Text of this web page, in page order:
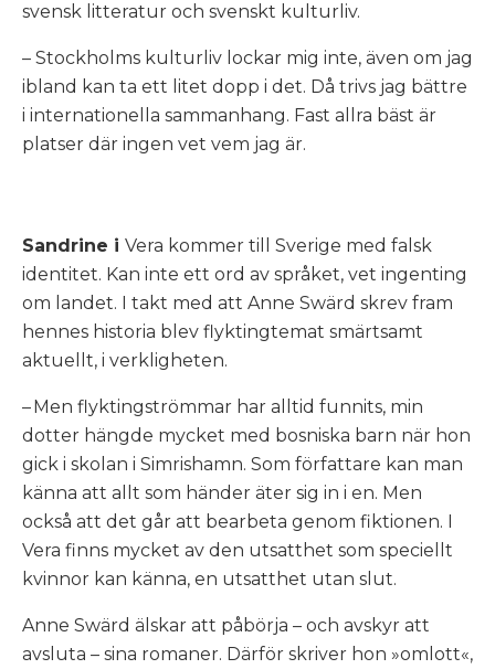
svensk litteratur och svenskt kulturliv.
– Stockholms kulturliv lockar mig inte, även om jag
ibland kan ta ett litet dopp i det. Då trivs jag bättre
i internationella sammanhang. Fast allra bäst är
platser där ingen vet vem jag är.
Sandrine i Vera kommer till Sverige med falsk
identitet. Kan inte ett ord av språket, vet ingenting
om landet. I takt med att Anne Swärd skrev fram
hennes historia blev flyktingtemat smärtsamt
aktuellt, i verkligheten.
– Men flyktingströmmar har alltid funnits, min
dotter hängde mycket med bosniska barn när hon
gick i skolan i Simrishamn. Som författare kan man
känna att allt som händer äter sig in i en. Men
också att det går att bearbeta genom fiktionen. I
Vera finns mycket av den utsatthet som speciellt
kvinnor kan känna, en utsatthet utan slut.
Anne Swärd älskar att påbörja – och avskyr att
avsluta – sina romaner. Därför skriver hon »omlott«,